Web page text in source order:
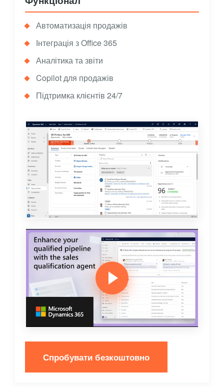
Автоматизація продажів
Інтеграція з Office 365
Аналітика та звіти
Copilot для продажів
Підтримка клієнтів 24/7
Спробувати безкоштовно